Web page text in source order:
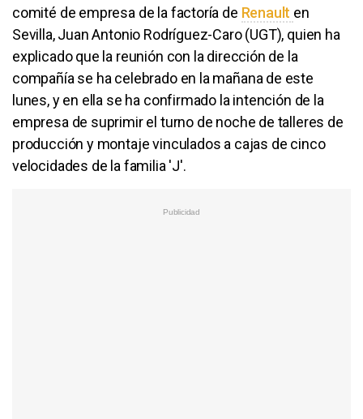
comité de empresa de la factoría de Renault en
Sevilla, Juan Antonio Rodríguez-Caro (UGT), quien ha
explicado que la reunión con la dirección de la
compañía se ha celebrado en la mañana de este
lunes, y en ella se ha confirmado la intención de la
empresa de suprimir el turno de noche de talleres de
producción y montaje vinculados a cajas de cinco
velocidades de la familia 'J'.